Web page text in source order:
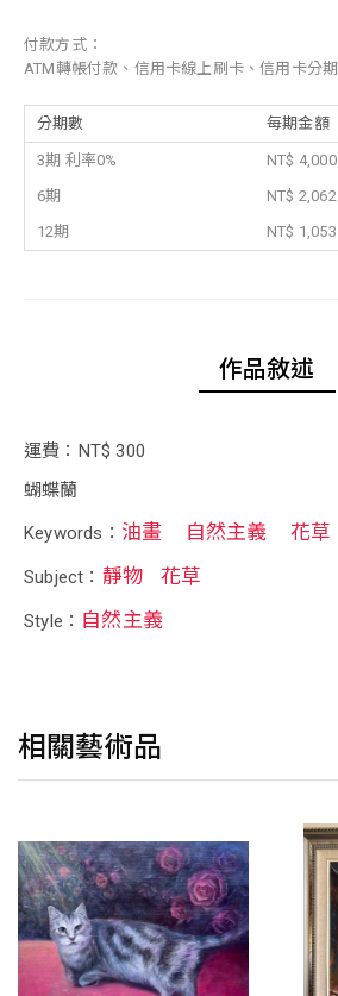
付款方式：
ATM轉帳付款、信用卡線上刷卡、信用卡分期
分期數 每期金額
3期 利率0%
NT$ 4,000
6期
NT$ 2,062
12期
NT$ 1,053
作品敘述
運費：NT$ 300
蝴蝶蘭
Keywords： 油畫 自然主義 花草
Subject： 靜物 花草
Style： 自然主義
相關藝術品